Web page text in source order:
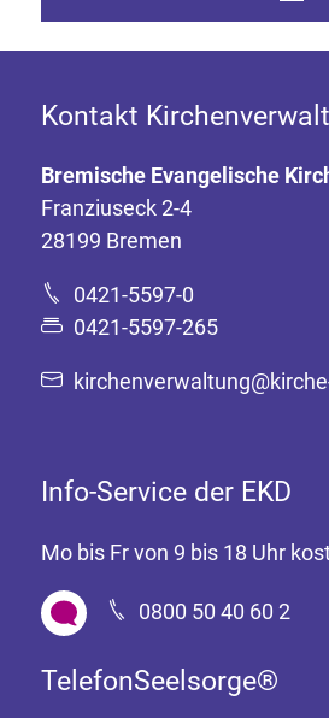
Kontakt
Bremische Evangelische
Franziuseck 2-4
28199 Bremen
0421-5597-0
0421-5597-265
Info-Service der EKD
Mo bis Fr von 9 bis 18 Uhr
0800 50 40 60 2
TelefonSeelsorge®